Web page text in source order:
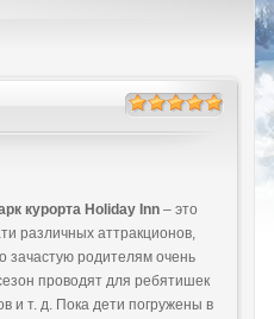
курорта Holiday Inn – это
различных аттракционов,
зачастую родителям очень
проводят для ребятишек
и т. д. Пока дети погружены в